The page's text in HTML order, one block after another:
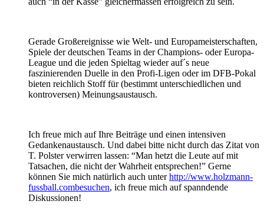
Gerade Großereignisse wie Welt- und Europameisterschaften,
Spiele der deutschen Teams in der Champions- oder Europa-
League und die jeden Spieltag wieder auf´s neue
faszinierenden Duelle in den Profi-Ligen oder im DFB-Pokal
bieten reichlich Stoff für (bestimmt unterschiedlichen und
kontroversen) Meinungsaustausch.
Ich freue mich auf Ihre Beiträge und einen intensiven
Gedankenaustausch. Und dabei bitte nicht durch das Zitat von
T. Polster verwirren lassen: “Man hetzt die Leute auf mit
Tatsachen, die nicht der Wahrheit entsprechen!” Gerne
können Sie mich natürlich auch unterhttp://www.holzmann-
fussball.combesuchen, ich freue mich auf spanndende
Diskussionen!